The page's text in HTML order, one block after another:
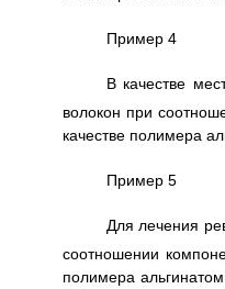
Пример 4
В качестве
волокон при
качестве полимера
Пример 5
Для лечения
соотношении
полимера